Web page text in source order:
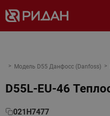
Модель D55 Данфосс (Danfoss)
D55L-EU-46
021H7477